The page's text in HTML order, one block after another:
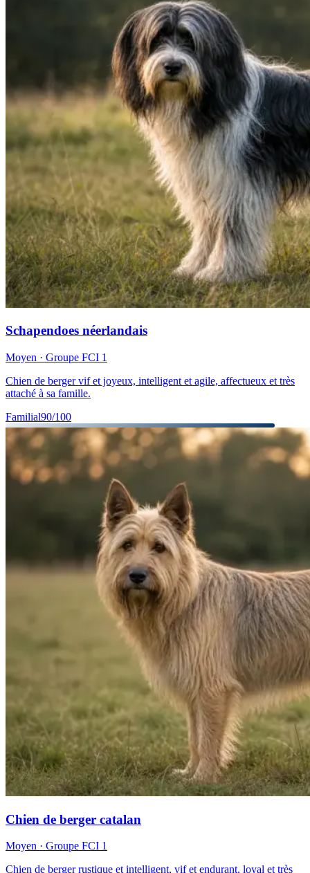
Schapendoes néerlandais
Moyen · Groupe FCI 1
Chien de berger vif et joyeux, intelligent et agile, affectueux et très
attaché à sa famille.
Familial90/100
Chien de berger catalan
Moyen · Groupe FCI 1
Chien de berger rustique et intelligent, vif et endurant, loyal et très